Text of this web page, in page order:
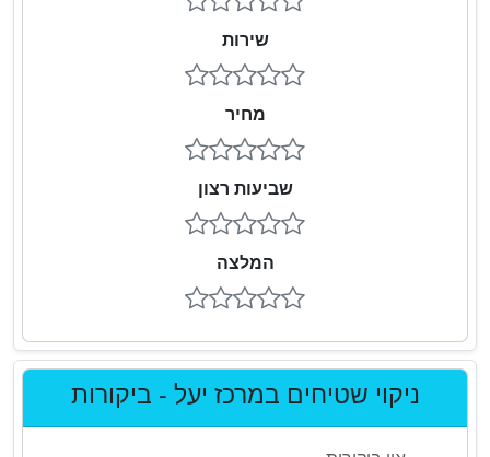
שירות
מחיר
שביעות רצון
המלצה
ניקוי שטיחים במרכז יעל - ביקורות